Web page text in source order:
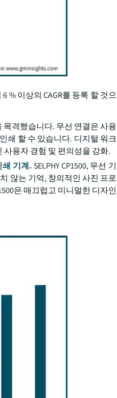
% 이상의 CAGR를 등록 할 것으
격했습니다. 무선 연결은 사용
쇄 할 수 있습니다. 디지털 워크
용자 경험 및 편의성을 강화.
쇄 기계. SELPHY CP1500, 무선 기
않는 기억, 창의적인 사진 프로
은 매끄럽고 미니멀한 디자인